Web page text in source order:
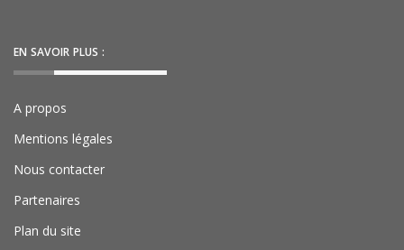
EN SAVOIR PLUS :
A propos
Mentions légales
Nous contacter
Partenaires
Plan du site